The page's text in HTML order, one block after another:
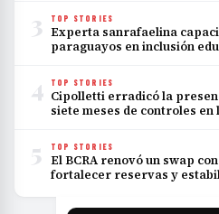
3 TOP STORIES
Experta sanrafaelina
paraguayos en inclusión
4 TOP STORIES
Cipolletti erradicó la
siete meses de controles en
5 TOP STORIES
El BCRA renovó un swap
fortalecer reservas y